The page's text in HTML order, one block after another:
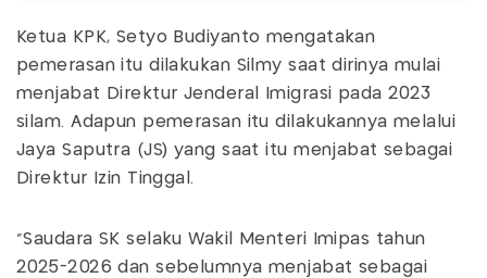
Ketua KPK, Setyo Budiyanto mengatakan
pemerasan itu dilakukan Silmy saat dirinya mulai
menjabat Direktur Jenderal Imigrasi pada 2023
silam. Adapun pemerasan itu dilakukannya melalui
Jaya Saputra (JS) yang saat itu menjabat sebagai
Direktur Izin Tinggal.
"Saudara SK selaku Wakil Menteri Imipas tahun
2025-2026 dan sebelumnya menjabat sebagai